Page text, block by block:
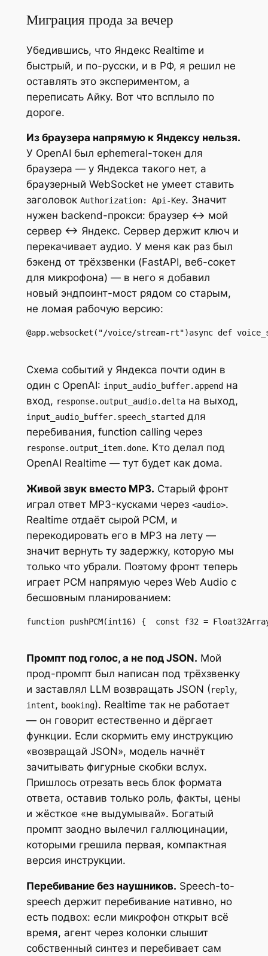
Миграция прода за вечер
Убедившись, что Яндекс Realtime и
быстрый, и по-русски, и в РФ, я решил не
оставлять это экспериментом, а
переписать Айку. Вот что всплыло по
дороге.
Из браузера напрямую к Яндексу нельзя.
У OpenAI был ephemeral-токен для
браузера — у Яндекса такого нет, а
браузерный WebSocket не умеет ставить
заголовок Authorization: Api-Key. Значит
нужен backend-прокси: браузер ↔ мой
сервер ↔ Яндекс. Сервер держит ключ и
перекачивает аудио. У меня как раз был
бэкенд от трёхзвенки (FastAPI, веб-сокет
для микрофона) — в него я добавил
новый эндпоинт-мост рядом со старым,
не ломая рабочую версию:
@app.websocket("/voice/stream-rt")async def
Схема событий у Яндекса почти один в
один с OpenAI: input_audio_buffer.appendна
вход, response.output_audio.deltaна выход,
input_audio_buffer.speech_startedдля
перебивания, function calling через
response.output_item.done. Кто делал под
OpenAI Realtime — тут будет как дома.
Живой звук вместо MP3. Старый фронт
играл ответ MP3-кусками через <audio>.
Realtime отдаёт сырой PCM, и
перекодировать его в MP3 на лету —
значит вернуть ту задержку, которую мы
только что убрали. Поэтому фронт теперь
играет PCM напрямую через Web Audio с
бесшовным планированием:
function pushPCM(int16) {  const f32 =
Промпт под голос, а не под JSON. Мой
прод-промпт был написан под трёхзвенку
и заставлял LLM возвращать JSON (reply,
intent, booking). Realtime так не работает
— он говорит естественно и дёргает
функции. Если скормить ему инструкцию
«возвращай JSON», модель начнёт
зачитывать фигурные скобки вслух.
Пришлось отрезать весь блок формата
ответа, оставив только роль, факты, цены
и жёсткое «не выдумывай». Богатый
промпт заодно вылечил галлюцинации,
которыми грешила первая, компактная
версия инструкции.
Перебивание без наушников. Speech-to-
speech держит перебивание нативно, но
есть подвох: если микрофон открыт всё
время, агент через колонки слышит
собственный синтез и перебивает сам